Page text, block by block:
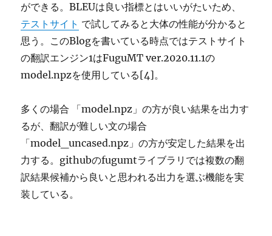
ができる。BLEUは良い指標とはいいがたいため、
テストサイト で試してみると大体の性能が分かると
思う。このBlogを書いている時点ではテストサイト
の翻訳エンジン1はFuguMT ver.2020.11.1の
model.npzを使用している[4]。
多くの場合 「model.npz」の方が良い結果を出力す
るが、翻訳が難しい文の場合
「model_uncased.npz」の方が安定した結果を出
力する。githubのfugumtライブラリでは複数の翻
訳結果候補から良いと思われる出力を選ぶ機能を実
装している。